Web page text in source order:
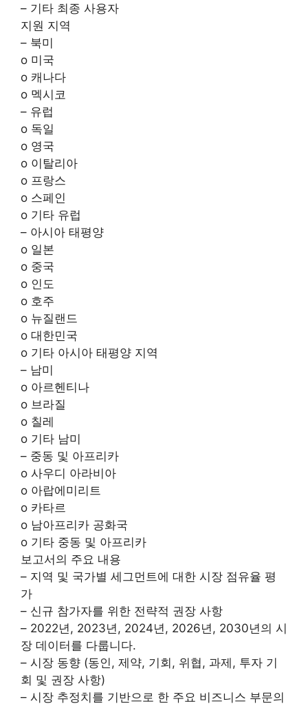
– 기타 최종 사용자
지원 지역
– 북미
o 미국
o 캐나다
o 멕시코
– 유럽
o 독일
o 영국
o 이탈리아
o 프랑스
o 스페인
o 기타 유럽
– 아시아 태평양
o 일본
o 중국
o 인도
o 호주
o 뉴질랜드
o 대한민국
o 기타 아시아 태평양 지역
– 남미
o 아르헨티나
o 브라질
o 칠레
o 기타 남미
– 중동 및 아프리카
o 사우디 아라비아
o 아랍에미리트
o 카타르
o 남아프리카 공화국
o 기타 중동 및 아프리카
보고서의 주요 내용
– 지역 및 국가별 세그먼트에 대한 시장 점유율 평
가
– 신규 참가자를 위한 전략적 권장 사항
– 2022년, 2023년, 2024년, 2026년, 2030년의 시
장 데이터를 다룹니다.
– 시장 동향 (동인, 제약, 기회, 위협, 과제, 투자 기
회 및 권장 사항)
– 시장 추정치를 기반으로 한 주요 비즈니스 부문의